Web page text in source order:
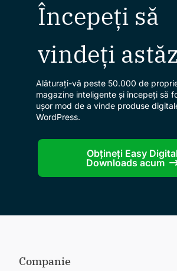
Începeți să
vindeți
Alăturați-vă peste 50.000 de
magazine inteligente și începeți să
ușor mod de a vinde produse
WordPress.
Obțineți Easy
Downloads acum
Companie